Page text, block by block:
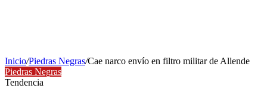
Inicio/Piedras Negras/Cae narco envío en filtro militar de Allende
Piedras Negras
Tendencia